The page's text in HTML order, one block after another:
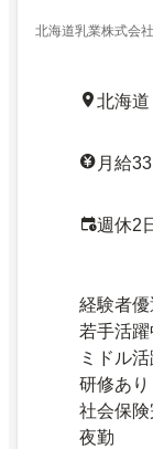
北海道乳業株式会社
北海道
月給
週休2
経験者優
若手活躍
ミドル
研修あり
社会保
夜勤